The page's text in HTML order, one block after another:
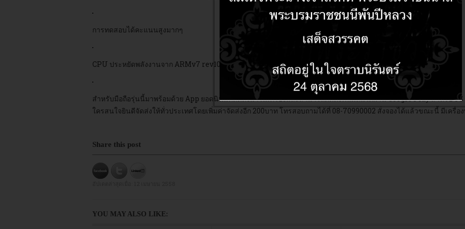
การทดสอบได้คะแนนสูงมากๆ
CPU ประหยัดพลังงานจาก ARMv7 rev10 ความเร็ว 1GHz
สำหรับมือถือรุ่นนี้มาพร้อมด้วย App ยอดนินมที่ติดตั้งมาในเครื่องและสามารถติดตั้งเพิ่มเติมได้ผ่าน Google Play สำหรับ
ใครสนใจยินดีจัดส่งให้ทั่วประเทศโดยเพิ่มค่าจัดส่งอีก 200บาท โทรสอบถามได้ที่ 08-70990002 สั่งจองได้แล้วขณะนี้ มีเครื่อ
Share this post
YOU MAY ALSO LIKE: